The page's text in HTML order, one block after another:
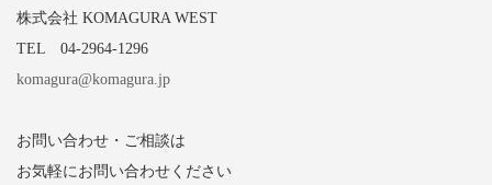
株式会社 KOMAGURA WEST
TEL 04-2964-1296
komagura@komagura.jp
お問い合わせ・ご相談は
お気軽にお問い合わせください